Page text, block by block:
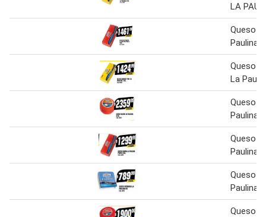
LA
Queso
Paulina
Queso
La
Queso
Paulina
Queso
Paulina
Queso
Paulina
Queso